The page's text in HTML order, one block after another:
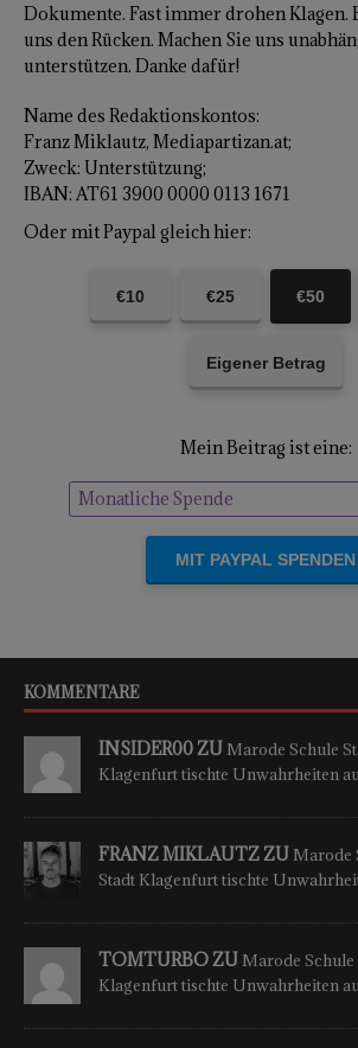
Dokumente. Fast immer drohen Klagen.
uns den Rücken. Machen Sie uns
unterstützen. Danke dafür!
Name des Redaktionskontos:
Franz Miklautz, Mediapartizan.at;
Zweck: Unterstützung;
IBAN: AT61 3900 0000 0113 1671
Oder mit Paypal gleich hier:
€10 €25 €50
Eigener Betrag
Mein Beitrag ist eine:
Einmalige Spende
Monatliche Spende
KOMMENTARE
INSIDER00 ZU Marode Schule
Klagenfurt tischte Unwahrheiten
FRANZ MIKLAUTZ ZU Marode
Stadt Klagenfurt tischte
TOMTURBO ZU Marode Schule
Klagenfurt tischte Unwahrheiten